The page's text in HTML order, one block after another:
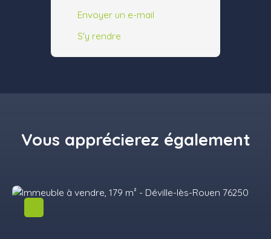
Envoyer un e-mail
S'y rendre
Vous apprécierez également